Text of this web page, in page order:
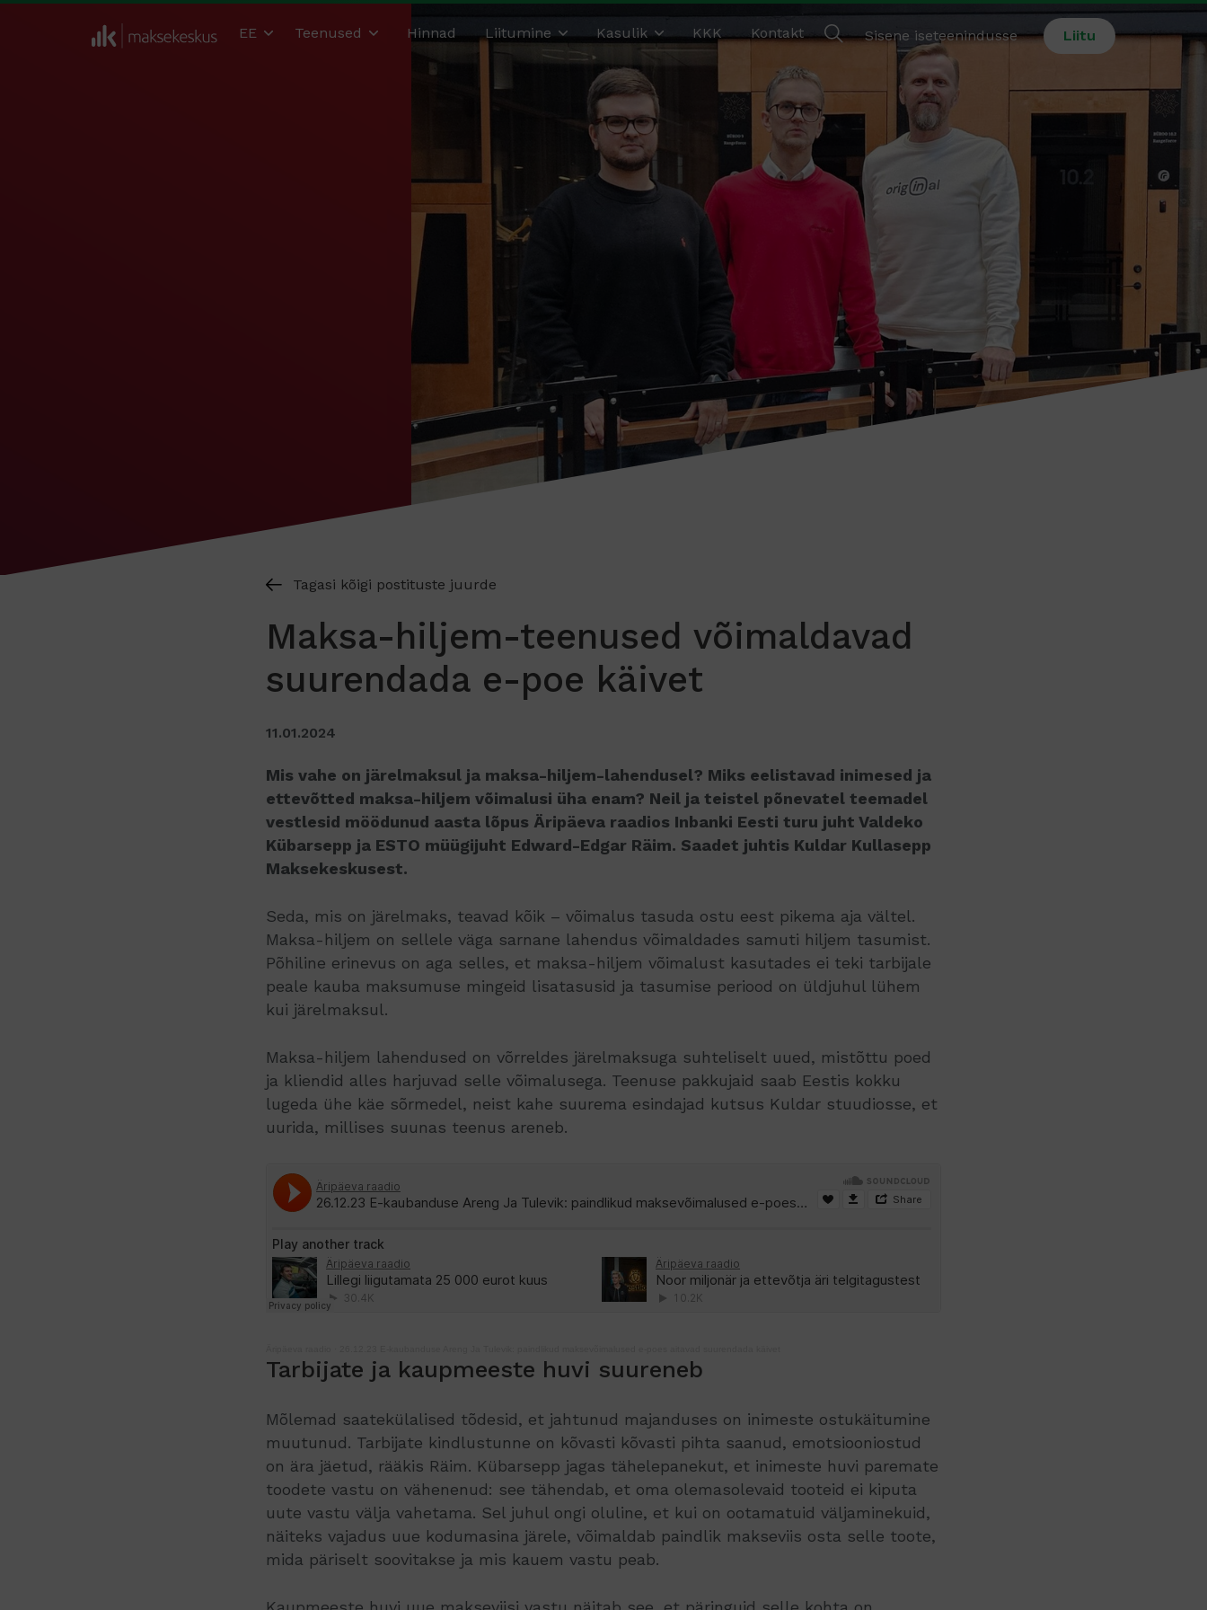
EE Teenused Hinnad Liitumine Kasulik KKK Kontakt Sisene iseteenindusse Liitu
Tagasi kõigi postituste juurde
Maksa-hiljem-teenused võimaldavad
suurendada e-poe käivet
11.01.2024
Mis vahe on järelmaksul ja maksa-hiljem-lahendusel? Miks eelistavad inimesed ja
ettevõtted maksa-hiljem võimalusi üha enam? Neil ja teistel põnevatel teemadel
vestlesid möödunud aasta lõpus Äripäeva raadios Inbanki Eesti turu juht Valdeko
Kübarsepp ja ESTO müügijuht Edward-Edgar Räim. Saadet juhtis Kuldar Kullasepp
Maksekeskusest.
Seda, mis on järelmaks, teavad kõik – võimalus tasuda ostu eest pikema aja vältel.
Maksa-hiljem on sellele väga sarnane lahendus võimaldades samuti hiljem tasumist.
Põhiline erinevus on aga selles, et maksa-hiljem võimalust kasutades ei teki tarbijale
peale kauba maksumuse mingeid lisatasusid ja tasumise periood on üldjuhul lühem
kui järelmaksul.
Maksa-hiljem lahendused on võrreldes järelmaksuga suhteliselt uued, mistõttu poed
ja kliendid alles harjuvad selle võimalusega. Teenuse pakkujaid saab Eestis kokku
lugeda ühe käe sõrmedel, neist kahe suurema esindajad kutsus Kuldar stuudiosse, et
uurida, millises suunas teenus areneb.
Tarbijate ja kaupmeeste huvi suureneb
Mõlemad saatekülalised tõdesid, et jahtunud majanduses on inimeste ostukäitumine
muutunud. Tarbijate kindlustunne on kõvasti kõvasti pihta saanud, emotsiooniostud
on ära jäetud, rääkis Räim. Kübarsepp jagas tähelepanekut, et inimeste huvi paremate
toodete vastu on vähenenud: see tähendab, et oma olemasolevaid tooteid ei kiputa
uute vastu välja vahetama. Sel juhul ongi oluline, et kui on ootamatuid väljaminekuid,
näiteks vajadus uue kodumasina järele, võimaldab paindlik makseviis osta selle toote,
mida päriselt soovitakse ja mis kauem vastu peab.